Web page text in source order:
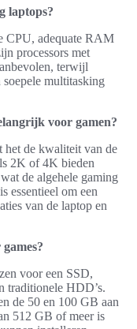
laptops?
CPU, adequate RAM
processors met
terwijl
multitasking
voor gamen?
het de kwaliteit van de
2K of 4K bieden
de algehele gaming
essentieel om een
van de laptop en
voor een SSD,
traditionele HDD’s.
de 50 en 100 GB aan
512 GB of meer is